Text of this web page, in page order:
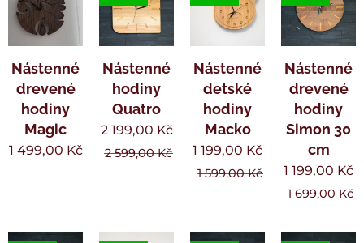
Nástenné
drevené
hodiny
Magic
1 499,00 Kč
Nástenné
hodiny
Quatro
2 199,00 Kč
2 599,00Kč
Nástenné
detské
hodiny
Macko
1 199,00 Kč
1 599,00Kč
Nástenné
drevené
hodiny
Simon 30
cm
1 199,00 Kč
1 699,00Kč